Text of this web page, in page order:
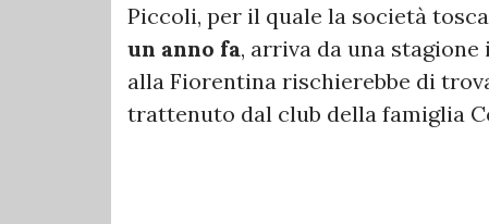
Piccoli, per il quale la società
un anno fa, arriva da una
alla Fiorentina rischierebbe di
trattenuto dal club della famiglia